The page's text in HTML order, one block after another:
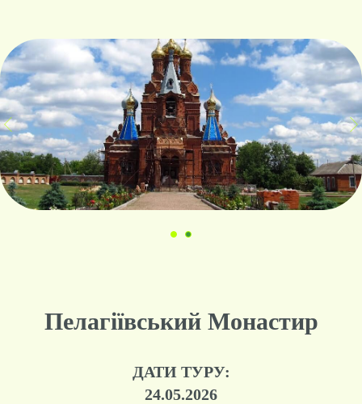
Пелагіївський Монастир
ДАТИ ТУРУ:
24.05.2026